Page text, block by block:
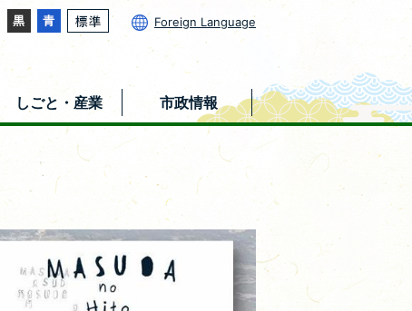
Foreign Language
しごと・産業 市政情報